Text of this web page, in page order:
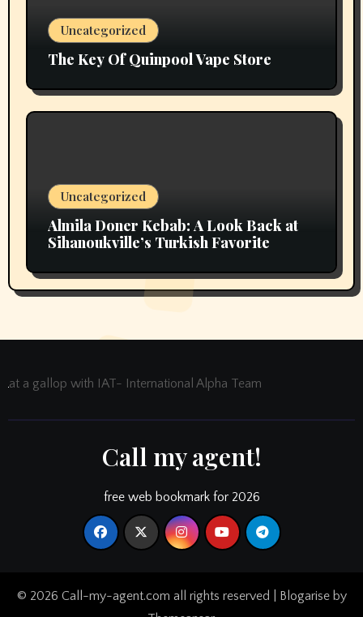
Uncategorized
The Key Of Quinpool Vape Store
Uncategorized
Almila Doner Kebab: A Look Back at
Sihanoukville’s Turkish Favorite
at a gallop with IAT- International Alpha Team
Call my agent!
free web bookmark for 2026
© 2026 Call-my-agent.com all rights reserved Blogariseby